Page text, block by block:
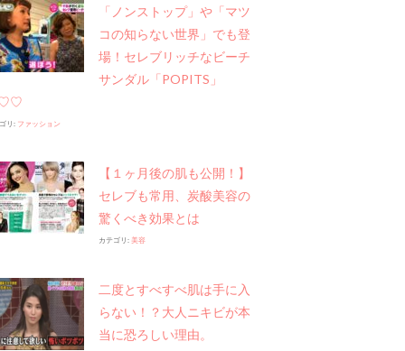
「ノンストップ」や​「マツ
コの知らない世界」でも登
場！セレブリッチなビーチ
サンダル「POPITS」
リ: ファッション
【１ヶ月後の肌も公開！】
セレブも常用、炭酸美容の
驚くべき効果とは
カテゴリ: 美容
二度とすべすべ肌は手に入
らない！？大人ニキビが本
当に恐ろしい理由。